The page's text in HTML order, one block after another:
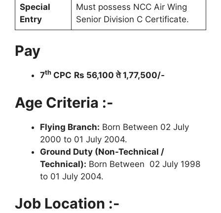
Special
Entry
Must possess NCC Air Wing
Senior Division C Certificate.
Pay
7th CPC Rs 56,100 ते 1,77,500/-
Age Criteria :-
Flying Branch: Born Between 02 July
2000 to 01 July 2004.
Ground Duty (Non-Technical /
Technical): Born Between 02 July 1998
to 01 July 2004.
Job Location :-